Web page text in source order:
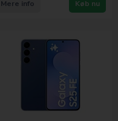
Køb nu
Mere info